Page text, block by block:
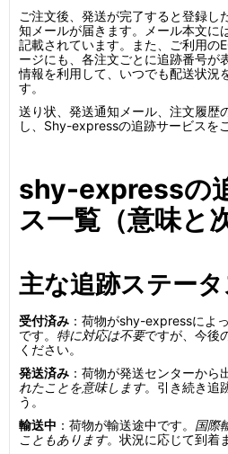
ご注文後、発送が完了すると登録し
知メールが届きます。メール本文に
記載されています。また、ご利用の
ージにも、各注文ごとに追跡番号が
情報を利用して、いつでも配送状況
す。
送り状、発送通知メール、注文履歴
し、Shy-expressの追跡サービスを
shy-expressの
ス一覧（意味と
主な追跡ステー
受付済み ：荷物がshy-expressによ
です。 特に対応は不要ですが、今後
ください。
発送済み ：荷物が発送センターから
れたことを意味します。引き続き追
う。
輸送中 ：荷物が輸送途中です。 国際
こともあります。状況に応じて到着